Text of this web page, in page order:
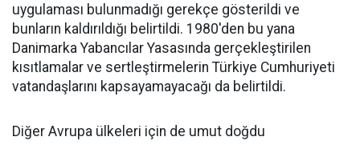
uygulaması bulunmadığı gerekçe gösterildi ve
bunların kaldırıldığı belirtildi. 1980'den bu yana
Danimarka Yabancılar Yasasında gerçekleştirilen
kısıtlamalar ve sertleştirmelerin Türkiye Cumhuriyeti
vatandaşlarını kapsayamayacağı da belirtildi.
Diğer Avrupa ülkeleri için de umut doğdu